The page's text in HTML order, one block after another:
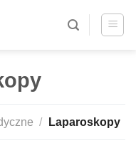
/ Laparoskopy